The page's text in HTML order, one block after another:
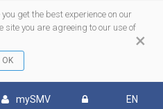
×
get the best experience on our
site you are agreeing to our use of
mySMV EN